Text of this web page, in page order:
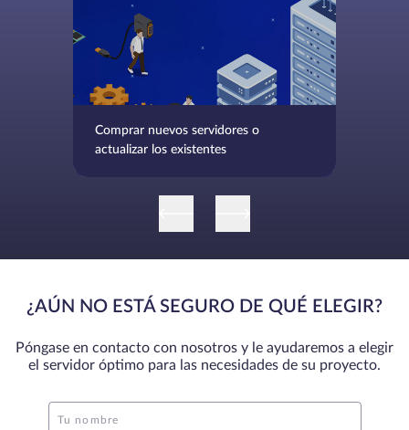
Comprar nuevos servidores o
actualizar los existentes
¿AÚN NO ESTÁ SEGURO DE QUÉ ELEGIR?
Póngase en contacto con nosotros y le ayudaremos a elegir
el servidor óptimo para las necesidades de su proyecto.
Tu nombre